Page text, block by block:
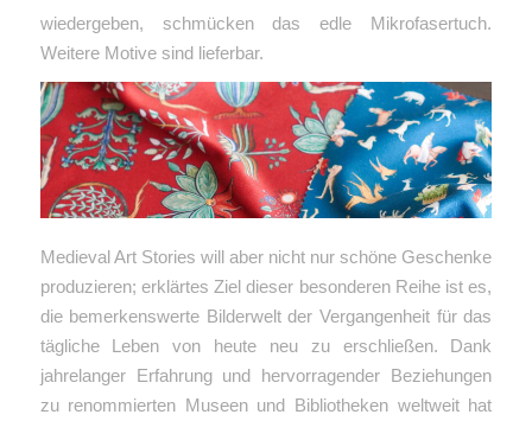
wiedergeben, schmücken das edle Mikrofasertuch.
Weitere Motive sind lieferbar.
Medieval Art Stories will aber nicht nur schöne Geschenke
produzieren; erklärtes Ziel dieser besonderen Reihe ist es,
die bemerkenswerte Bilderwelt der Vergangenheit für das
tägliche Leben von heute neu zu erschließen. Dank
jahrelanger Erfahrung und hervorragender Beziehungen
zu renommierten Museen und Bibliotheken weltweit hat